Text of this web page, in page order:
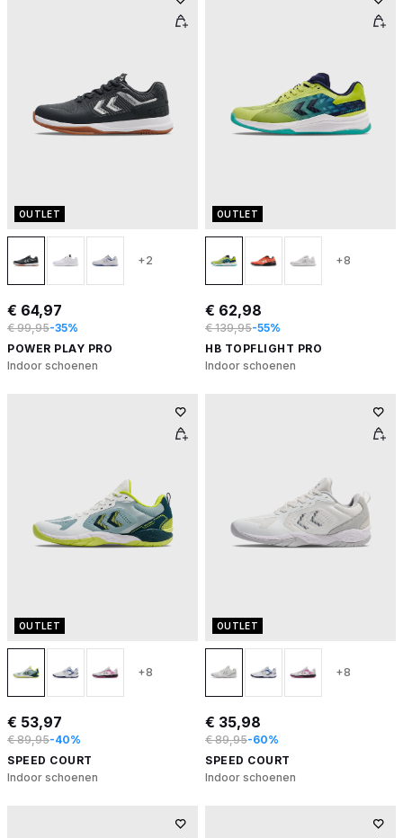
OUTLET
+2
€ 64,97
€ 99,95-35%
POWER PLAY PRO
Indoor schoenen
OUTLET
+8
€ 62,98
€ 139,95-55%
HB TOPFLIGHT PRO
Indoor schoenen
OUTLET
+8
€ 53,97
€ 89,95-40%
SPEED COURT
Indoor schoenen
OUTLET
+8
€ 35,98
€ 89,95-60%
SPEED COURT
Indoor schoenen